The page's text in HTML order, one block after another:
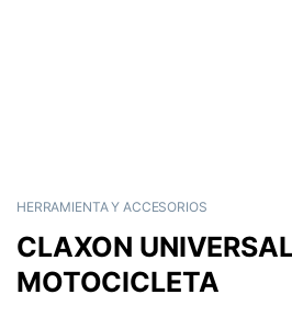
HERRAMIENTA Y ACCESORIOS
CLAXON
MOTOCICLETA